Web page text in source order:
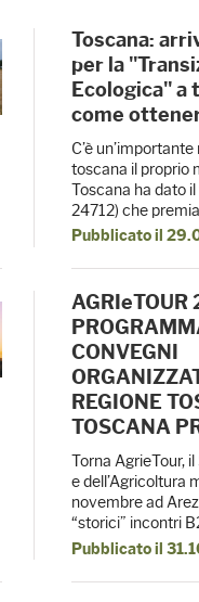
Toscana:
per la
Ecologica" a
come
C’è
toscana il proprio
Toscana ha dato
24712) che
Pubblicato il
AGRIeTOUR
CONVEGNI
REGIONE
TOSCANA
Torna AgrieTour,
e dell’Agricoltura
novembre ad
“storici” incontri
Pubblicato il